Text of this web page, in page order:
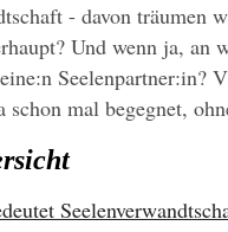
- davon träumen
Und wenn ja, an
Seelenpartner:in?
mal begegnet,